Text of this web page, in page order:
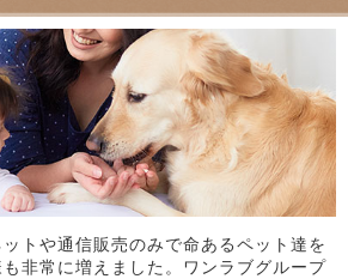
トや通信販売のみで命あるペット達を
非常に増えました。ワンラブグループ